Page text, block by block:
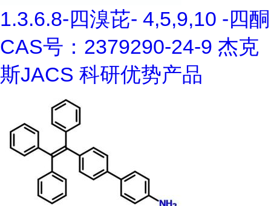
1.3.6.8-四溴芘- 4,5,9,10 -四酮
CAS号：2379290-24-9 杰克
斯JACS 科研优势产品